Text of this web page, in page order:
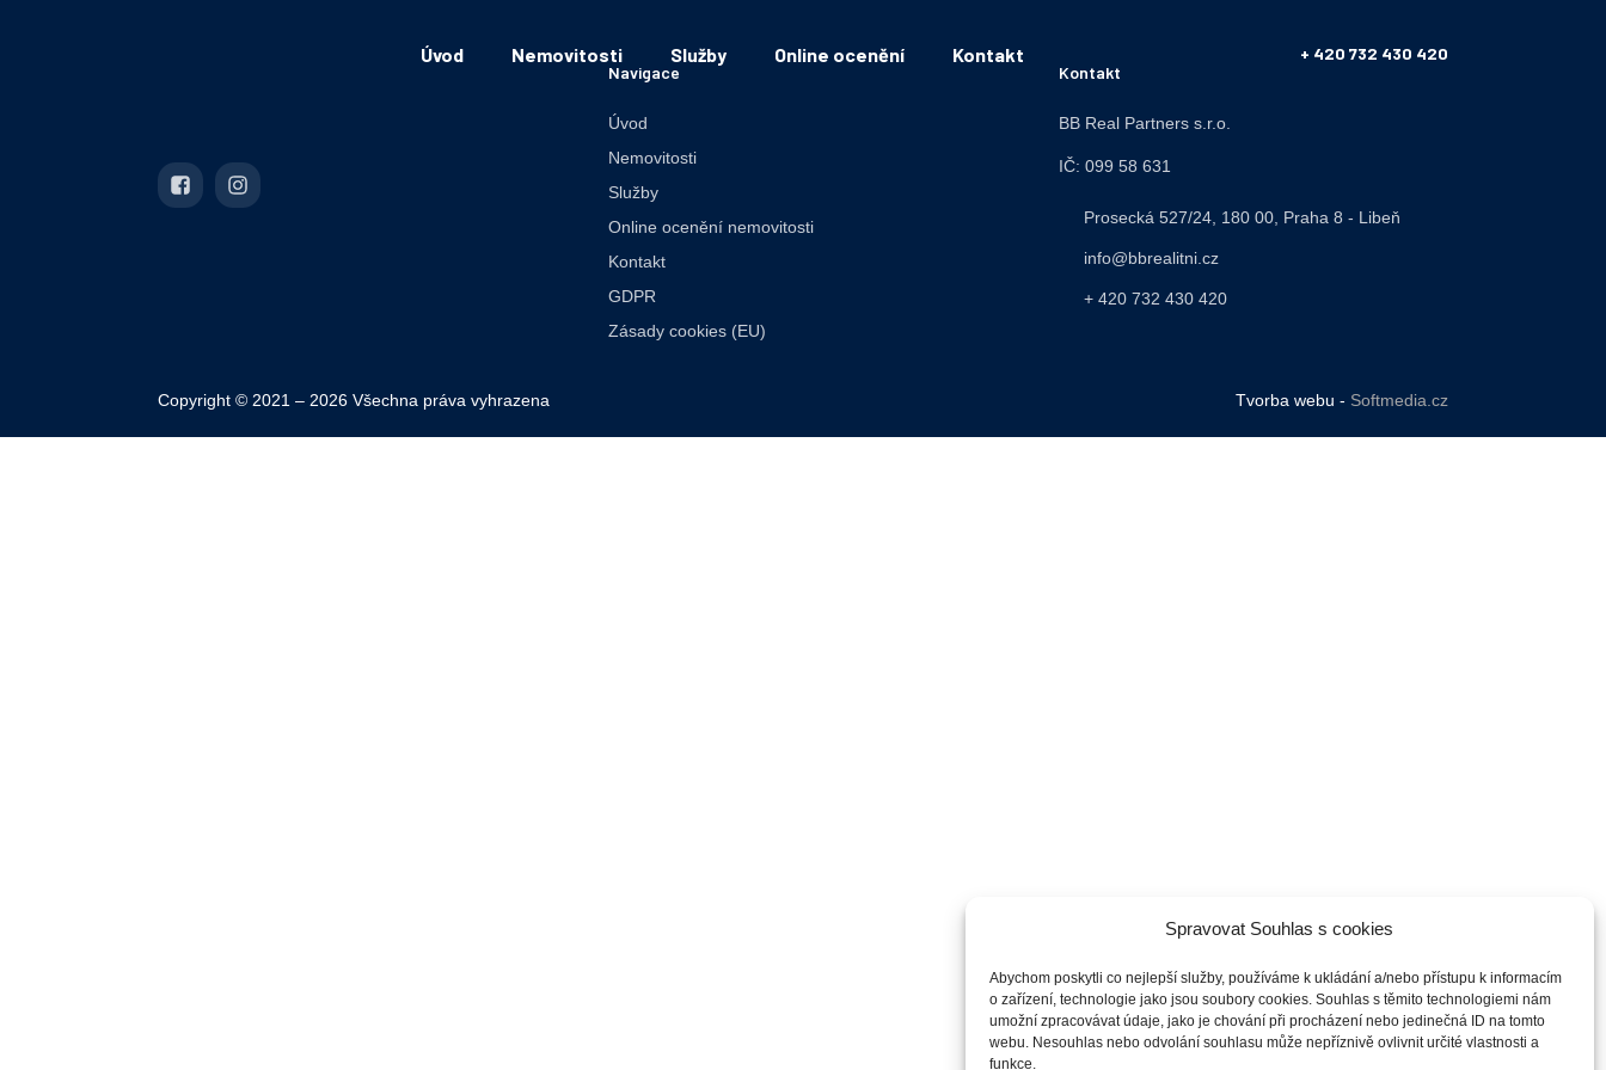
Spravovat Souhlas s cookies
Abychom poskytli co nejlepší služby, používáme k ukládání a/nebo přístupu k informacím
o zařízení, technologie jako jsou soubory cookies. Souhlas s těmito technologiemi nám
umožní zpracovávat údaje, jako je chování při procházení nebo jedinečná ID na tomto
webu. Nesouhlas nebo odvolání souhlasu může nepříznivě ovlivnit určité vlastnosti a
funkce.
Úvod Nemovitosti Služby Online ocenění Kontakt
+ 420 732 430 420
Navigace
Úvod
Nemovitosti
Služby
Online ocenění nemovitosti
Kontakt
GDPR
Zásady cookies (EU)
Kontakt
BB Real Partners s.r.o.
IČ: 099 58 631
Prosecká 527/24, 180 00, Praha 8 - Libeň
info@bbrealitni.cz
+ 420 732 430 420
Copyright © 2021 – 2026 Všechna práva vyhrazena Tvorba webu - Softmedia.cz